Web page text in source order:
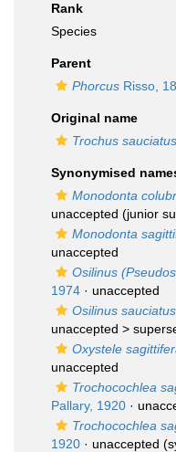
Rank
Species
Parent
Phorcus Risso,
Original name
Trochus sauciatus
Synonymised
Monodonta
unaccepted (junior
Monodonta
unaccepted
Osilinus
1974 · unaccepted
Osilinus sauciatus
unaccepted >
Oxystele
unaccepted
Trochocochlea
Pallary, 1920 ·
Trochocochlea
1920 · unaccepted